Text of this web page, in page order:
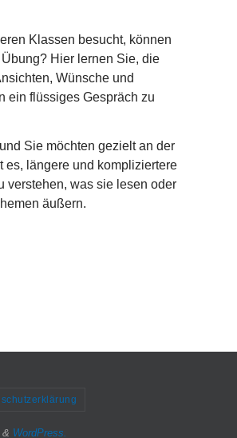
Klassen besucht, können
Hier lernen Sie, die
Wünsche und
ein flüssiges Gespräch zu
Sie möchten gezielt an der
es, längere und kompliziertere
verstehen, was sie lesen oder
äußern.
WordPress.